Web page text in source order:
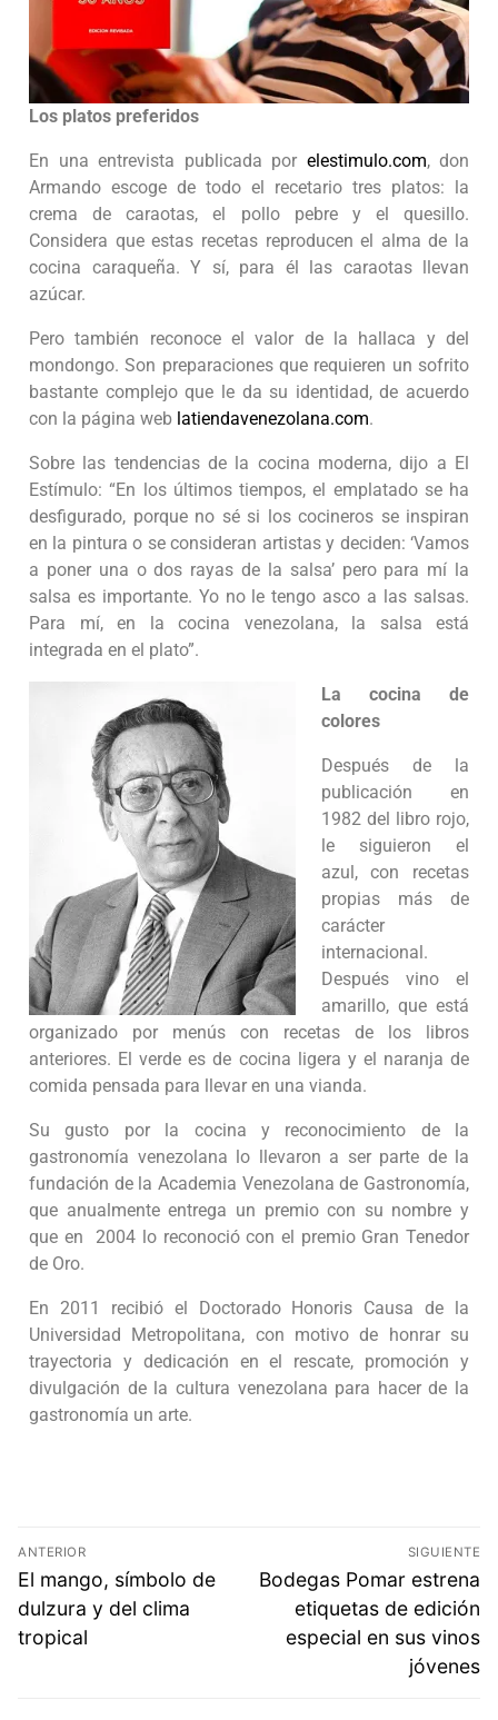
Los platos preferidos
En una entrevista publicada por elestimulo.com, don
Armando escoge de todo el recetario tres platos: la
crema de caraotas, el pollo pebre y el quesillo.
Considera que estas recetas reproducen el alma de la
cocina caraqueña. Y sí, para él las caraotas llevan
azúcar.
Pero también reconoce el valor de la hallaca y del
mondongo. Son preparaciones que requieren un sofrito
bastante complejo que le da su identidad, de acuerdo
con la página web latiendavenezolana.com.
Sobre las tendencias de la cocina moderna, dijo a El
Estímulo: “En los últimos tiempos, el emplatado se ha
desfigurado, porque no sé si los cocineros se inspiran
en la pintura o se consideran artistas y deciden: ‘Vamos
a poner una o dos rayas de la salsa’ pero para mí la
salsa es importante. Yo no le tengo asco a las salsas.
Para mí, en la cocina venezolana, la salsa está
integrada en el plato”.
La cocina de
colores
Después de la
publicación en
1982 del libro rojo,
le siguieron el
azul, con recetas
propias más de
carácter
internacional.
Después vino el
amarillo, que está
organizado por menús con recetas de los libros
anteriores. El verde es de cocina ligera y el naranja de
comida pensada para llevar en una vianda.
Su gusto por la cocina y reconocimiento de la
gastronomía venezolana lo llevaron a ser parte de la
fundación de la Academia Venezolana de Gastronomía,
que anualmente entrega un premio con su nombre y
que en 2004 lo reconoció con el premio Gran Tenedor
de Oro.
En 2011 recibió el Doctorado Honoris Causa de la
Universidad Metropolitana, con motivo de honrar su
trayectoria y dedicación en el rescate, promoción y
divulgación de la cultura venezolana para hacer de la
gastronomía un arte.
ANTERIOR
El mango, símbolo de
dulzura y del clima
tropical
SIGUIENTE
Bodegas Pomar estrena
etiquetas de edición
especial en sus vinos
jóvenes